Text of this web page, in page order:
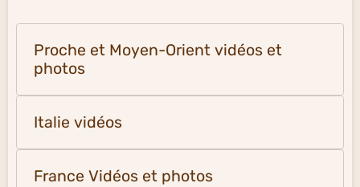
Proche et Moyen-Orient vidéos et
photos
Italie vidéos
France Vidéos et photos